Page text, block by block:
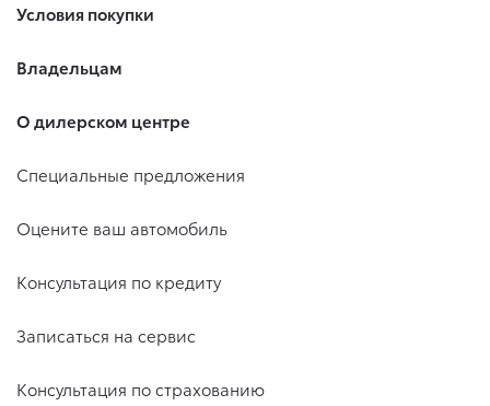
Условия покупки
Владельцам
О дилерском центре
Специальные предложения
Оцените ваш автомобиль
Консультация по кредиту
Записаться на сервис
Консультация по страхованию